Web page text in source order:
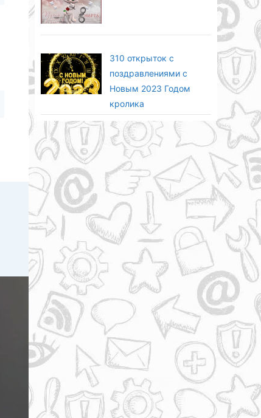
310 открыток с
поздравлениями с
Новым 2023 Годом
кролика